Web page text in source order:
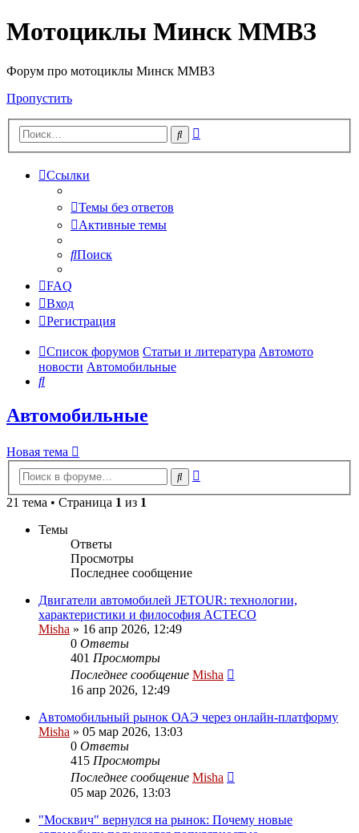
Мотоциклы Минск ММВЗ
Форум про мотоциклы Минск ММВЗ
Пропустить
Поиск
Ссылки
Темы без ответов
Активные темы
Поиск
FAQ
Вход
Регистрация
Список форумов Статьи и литература Автомото
новости Автомобильные
Поиск
Автомобильные
Новая тема
Поиск
21 тема • Страница 1 из 1
Темы
Ответы
Просмотры
Последнее сообщение
Двигатели автомобилей JETOUR: технологии,
характеристики и философия ACTECO
Misha » 16 апр 2026, 12:49
0 Ответы
401 Просмотры
Последнее сообщение Misha
16 апр 2026, 12:49
Автомобильный рынок ОАЭ через онлайн-платформу
Misha » 05 мар 2026, 13:03
0 Ответы
415 Просмотры
Последнее сообщение Misha
05 мар 2026, 13:03
"Москвич" вернулся на рынок: Почему новые